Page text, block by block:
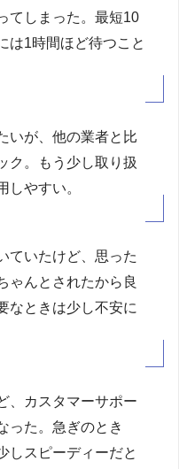
てしまった。最短10
は1時間ほど待つこと
いが、他の業者と比
ク。もう少し取り扱
しやすい。
ていたけど、思った
ゃんとされたから良
なときは少し不安に
、カスタマーサポー
った。急ぎのとき
しスピーディーだと